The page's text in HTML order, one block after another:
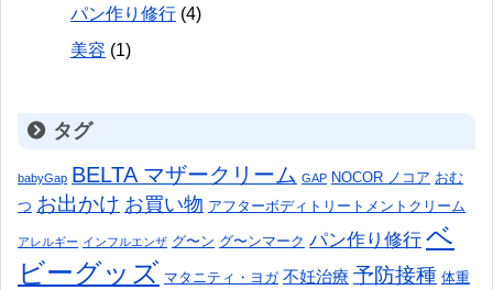
パン作り修行 (4)
美容 (1)
タグ
babyGap BELTA マザークリーム GAP NOCOR ノコア おむ
つ お出かけ お買い物 アフターボディトリートメントクリーム
アレルギー インフルエンザ グ〜ン グ〜ンマーク パン作り修行 ベ
ビーグッズ マタニティ・ヨガ 不妊治療 予防接種 体重